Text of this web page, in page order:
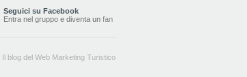
Seguici su Facebook
Entra nel gruppo e diventa un fan
Il blog del Web Marketing Turistico